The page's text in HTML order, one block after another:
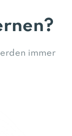
immer